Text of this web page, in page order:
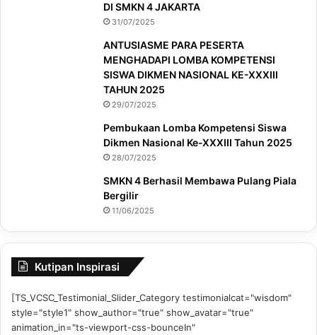
DI SMKN 4 JAKARTA
31/07/2025
ANTUSIASME PARA PESERTA
MENGHADAPI LOMBA KOMPETENSI
SISWA DIKMEN NASIONAL KE-XXXIII
TAHUN 2025
29/07/2025
Pembukaan Lomba Kompetensi Siswa
Dikmen Nasional Ke-XXXIII Tahun 2025
28/07/2025
SMKN 4 Berhasil Membawa Pulang Piala
Bergilir
11/06/2025
Kutipan Inspirasi
[TS_VCSC_Testimonial_Slider_Category testimonialcat="wisdom"
style="style1" show_author="true" show_avatar="true"
animation_in="ts-viewport-css-bounceIn"